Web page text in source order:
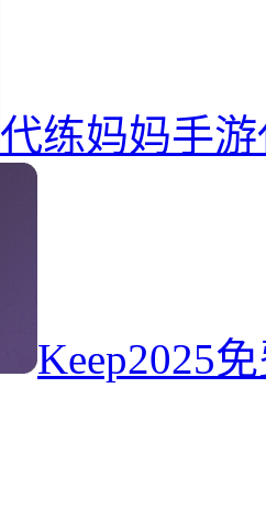
代练妈妈手
Keep2025